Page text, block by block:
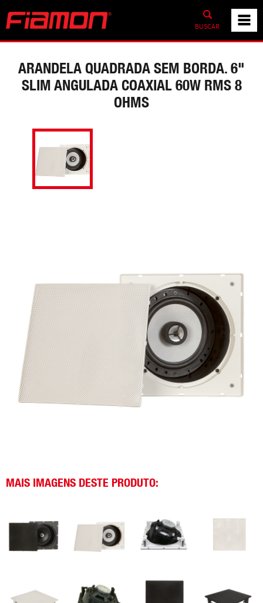
BUSCAR
ARANDELA QUADRADA SEM BORDA. 6"
SLIM ANGULADA COAXIAL 60W RMS 8
OHMS
MAIS IMAGENS DESTE PRODUTO: